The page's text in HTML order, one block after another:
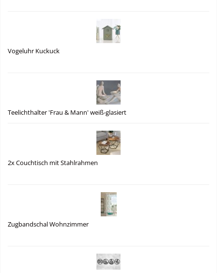
Vogeluhr Kuckuck
Teelichthalter 'Frau & Mann' weiß-glasiert
2x Couchtisch mit Stahlrahmen
Zugbandschal Wohnzimmer